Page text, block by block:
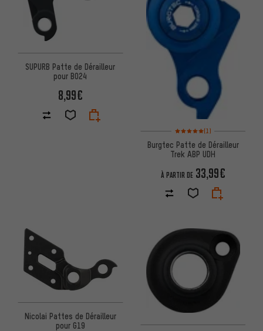
SUPURB Patte de Dérailleur
pour BO24
8,99€
Note moyenne : 5 sur 5
(1)
Burgtec Patte de Dérailleur
Trek ABP UDH
À PARTIR DE 33,99€
Nicolai Pattes de Dérailleur
pour G19